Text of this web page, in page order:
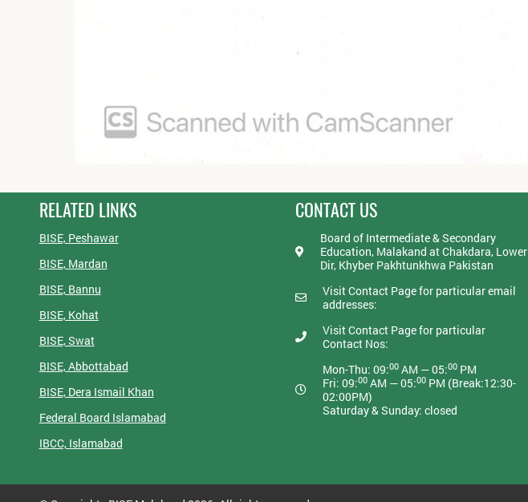
RELATED LINKS
BISE, Peshawar
BISE, Mardan
BISE, Bannu
BISE, Kohat
BISE, Swat
BISE, Abbottabad
BISE, Dera Ismail Khan
Federal Board Islamabad
IBCC, Islamabad
CONTACT US
Board of Intermediate & Secondary
Education, Malakand at Chakdara, Lower
Dir, Khyber Pakhtunkhwa Pakistan
Visit Contact Page for particular email
addresses:
Visit Contact Page for particular
Contact Nos:
Mon-Thu: 09:00AM — 05:00PM
Fri: 09:00AM — 05:00PM (Break:12:30-
02:00PM)
Saturday & Sunday: closed